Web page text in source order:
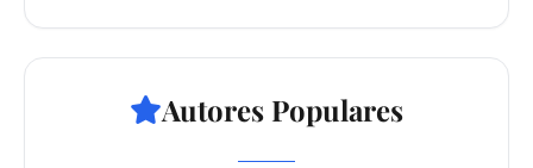
Autores Populares